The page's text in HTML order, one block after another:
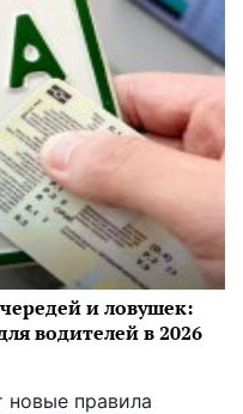
и ловушек:
водителей в 2026
новые правила